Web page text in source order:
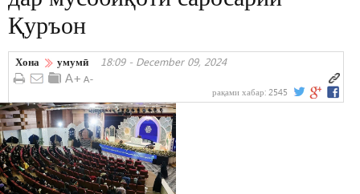
Қуръон
Хона умумӣ 18:09 - December 09, 2024
рақами хабар: 2545